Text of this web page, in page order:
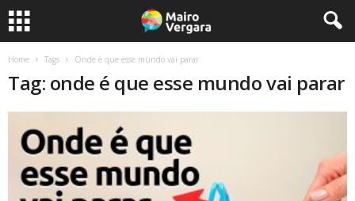
Home Tags Onde é que esse mundo vai parar
Tag: onde é que esse mundo vai parar